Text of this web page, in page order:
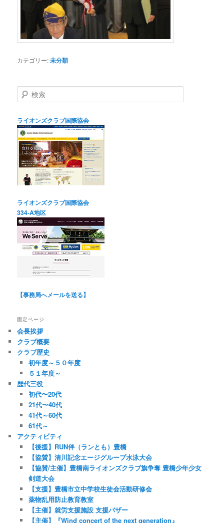
カテゴリー:未分類
検
索
ライオンズクラブ国際協会
ライオンズクラブ国際協会
334-A地区
【事務局へメールを送る】
固定ページ
会長挨拶
クラブ概要
クラブ歴史
初年度～５０年度
５１年度～
歴代三役
初代〜20代
21代〜40代
41代～60代
61代～
アクティビティ
【後援】RUN伴（ランとも）豊橋
【協賛】清川記念エージグループ水泳大会
【協賛/主催】豊橋南ライオンズクラブ旗争奪 豊橋少年少女
剣道大会
【支援】豊橋市立中学校生徒会活動研修会
薬物乱用防止教育教室
【主催】就労支援施設 支援バザー
【主催】『Wind concert of the next generation』